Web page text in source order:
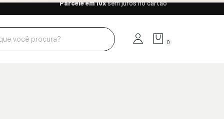
Parcele em 10xsem juros no cartão
0